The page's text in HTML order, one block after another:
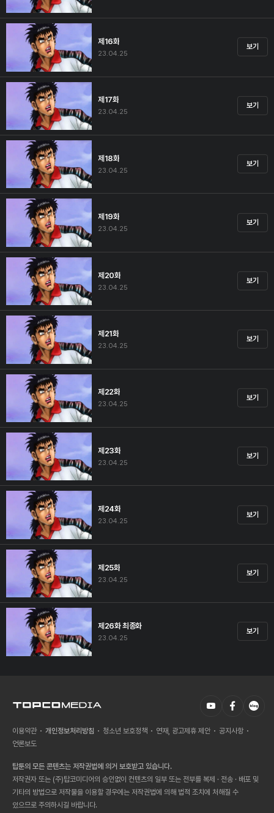
제16화
23.04.25
보기
제17화
23.04.25
보기
제18화
23.04.25
보기
제19화
23.04.25
보기
제20화
23.04.25
보기
제21화
23.04.25
보기
제22화
23.04.25
보기
제23화
23.04.25
보기
제24화
23.04.25
보기
제25화
23.04.25
보기
제26화 최종화
23.04.25
보기
이용약관 개인정보처리방침 청소년 보호정책 연재, 광고제휴 제안
공지사항
언론보도
탑툰의 모든 콘텐츠는 저작권법에 의거 보호받고 있습니다.
저작권자 또는 (주)탑코미디어의 승인없이 컨텐츠의 일부 또는 전부를 복제 · 전송 · 배포 및
기타의 방법으로 저작물을 이용할 경우에는 저작권법에 의해 법적 조치에 처해질 수
있으므로 주의하시길 바랍니다.